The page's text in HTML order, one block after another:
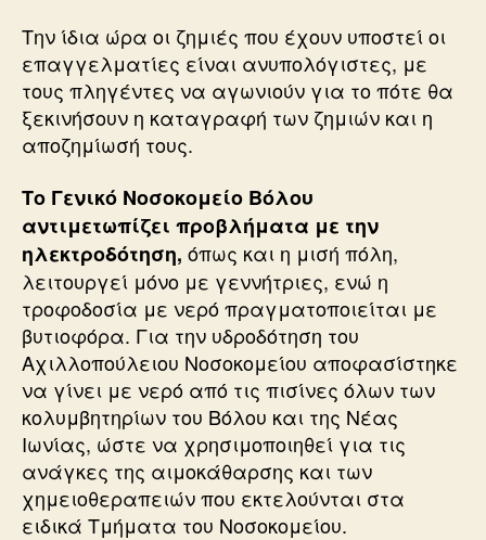
Την ίδια ώρα οι ζημιές που έχουν υποστεί οι
επαγγελματίες είναι ανυπολόγιστες, με
τους πληγέντες να αγωνιούν για το πότε θα
ξεκινήσουν η καταγραφή των ζημιών και η
αποζημίωσή τους.
Το Γενικό Νοσοκομείο Βόλου
αντιμετωπίζει προβλήματα με την
ηλεκτροδότηση, όπως και η μισή πόλη,
λειτουργεί μόνο με γεννήτριες, ενώ η
τροφοδοσία με νερό πραγματοποιείται με
βυτιοφόρα. Για την υδροδότηση του
Αχιλλοπούλειου Νοσοκομείου αποφασίστηκε
να γίνει με νερό από τις πισίνες όλων των
κολυμβητηρίων του Βόλου και της Νέας
Ιωνίας, ώστε να χρησιμοποιηθεί για τις
ανάγκες της αιμοκάθαρσης και των
χημειοθεραπειών που εκτελούνται στα
ειδικά Τμήματα του Νοσοκομείου.